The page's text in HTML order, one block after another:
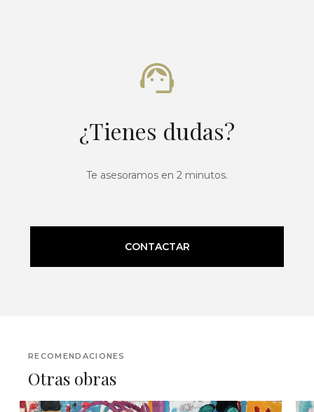
¿Tienes dudas?
Te asesoramos en 2 minutos.
CONTACTAR
RECOMENDACIONES
Otras obras